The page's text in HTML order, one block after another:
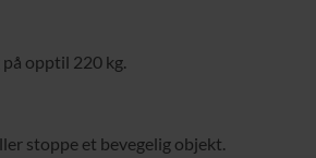
opptil 220 kg.
stoppe et bevegelig objekt.